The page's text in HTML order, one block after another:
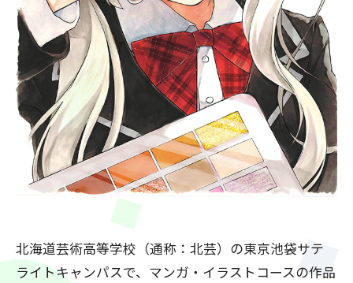
北海道芸術高等学校（通称：北芸）の東京池袋サテ
ライトキャンパスで、マンガ・イラストコースの作品